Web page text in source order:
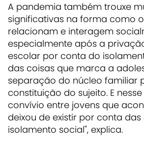
A pandemia também trouxe
significativas na forma como
relacionam e interagem
especialmente após a
escolar por conta do
das coisas que marca a
separação do núcleo familiar
constituição do sujeito. E
convívio entre jovens que
deixou de existir por conta
isolamento social", explica.